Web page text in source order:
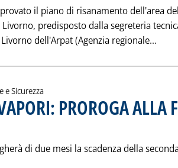
il piano di risanamento dell'area
predisposto dalla segreteria
dell'Arpat (Agenzia regionale...
e Sicurezza
PROROGA ALLA
di due mesi la scadenza della